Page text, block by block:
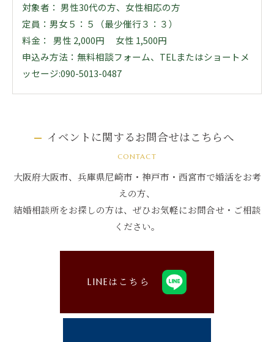
対象者： 男性30代の方、女性相応の方
定員：男女５：５（最少催行３：３）
料金： 男性 2,000円 女性 1,500円
申込み方法：無料相談フォーム、TELまたはショートメ
ッセージ:090-5013-0487
イベントに関するお問合せはこちらへ
CONTACT
大阪府大阪市、兵庫県尼崎市・神戸市・西宮市で婚活をお考
えの方、
結婚相談所をお探しの方は、ぜひお気軽にお問合せ・ご相談
ください。
LINEはこちら